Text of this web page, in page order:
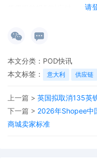
请
本文分类： POD快讯
本文标签：
意大利 供应链
上一篇 > 英国拟取消135英
下一篇 > 2026年Shopee中
商城卖家标准